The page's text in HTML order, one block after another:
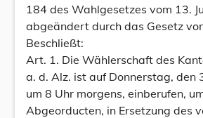
184 des Wahlgesetzes vom 13.
abgeändert durch das Gesetz
Beschließt:
Art. 1. Die Wählerschaft des
a. d. Alz. ist auf Donnerstag, den
um 8 Uhr morgens, einberufen,
Abgeorducten, in Ersetzung des